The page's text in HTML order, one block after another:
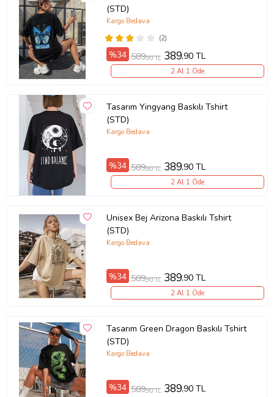
(STD)
(2)
Kargo Bedava
%34 589,90 TL 389,90 TL
2 Al 1 Öde
Tasarım Yingyang Baskılı Tshirt
(STD)
Kargo Bedava
%34 589,90 TL 389,90 TL
2 Al 1 Öde
Unisex Bej Arizona Baskılı Tshirt
(STD)
Kargo Bedava
%34 589,90 TL 389,90 TL
2 Al 1 Öde
Tasarım Green Dragon Baskılı Tshirt
(STD)
Kargo Bedava
%34 589,90 TL 389,90 TL